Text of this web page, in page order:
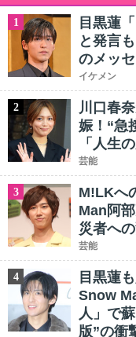
1
目黒蓮
と発言
のメッ
イケメン
2
川口春
娠！“急
「人生
芸能
3
M!LKへ
Man阿
災者へ
芸能
4
目黒蓮
Snow
人」で
版”の衝